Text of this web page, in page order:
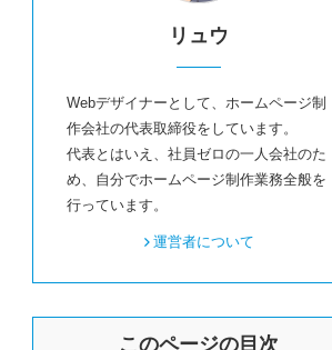
リュウ
Webデザイナーとして、ホームページ制
作会社の代表取締役をしています。
代表とはいえ、社員ゼロの一人会社のた
め、自分でホームページ制作業務全般を
行っています。
運営者について